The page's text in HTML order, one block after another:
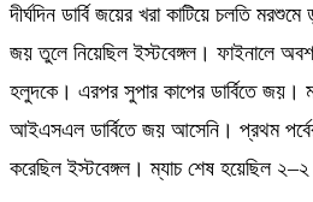
দীর্ঘদিন ডার্বি জয়ের খরা কাটিয়ে চলতি
জয় তুলে নিয়েছিল ইস্টবেঙ্গল। ফাইনালে
হলুদকে। এরপর সুপার কাপের ডার্বিতে জয়।
আইএসএল ডার্বিতে জয় আসেনি। প্রথম
করেছিল ইস্টবেঙ্গল। ম্যাচ শেষ হয়েছিল ২–২